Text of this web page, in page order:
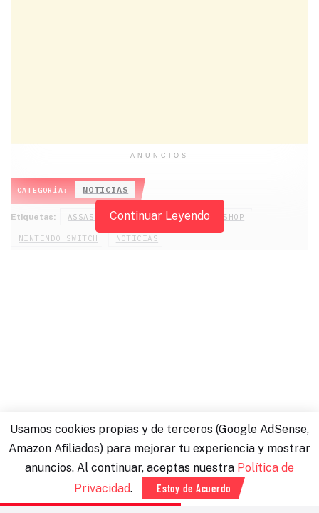
ANUNCIOS
Continuar Leyendo
CATEGORÍA: NOTICIAS
Etiquetas: ASSASSIN'S CREED NINTENDO ESHOP
NINTENDO SWITCH NOTICIAS
Usamos cookies propias y de terceros (Google AdSense,
Amazon Afiliados) para mejorar tu experiencia y mostrar
anuncios. Al continuar, aceptas nuestra Política de
Privacidad. Estoy de Acuerdo